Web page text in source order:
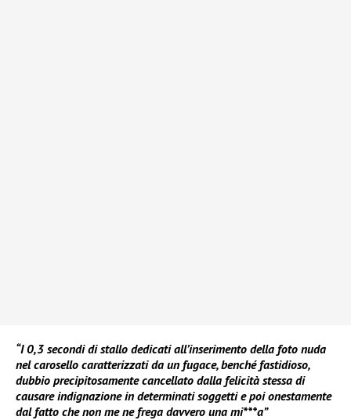
“I 0,3 secondi di stallo dedicati all’inserimento della foto nuda
nel carosello caratterizzati da un fugace, benché fastidioso,
dubbio precipitosamente cancellato dalla felicità stessa di
causare indignazione in determinati soggetti e poi onestamente
dal fatto che non me ne frega davvero una mi***a”